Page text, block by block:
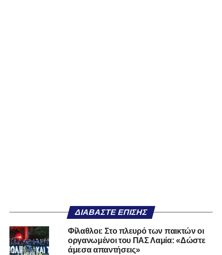
ΔΙΑΒΆΣΤΕ ΕΠΊΣΗΣ
Φίλαθλοι: Στο πλευρό των παικτών οι
οργανωμένοι του ΠΑΣ Λαμία: «Δώστε
άμεσα απαντήσεις»